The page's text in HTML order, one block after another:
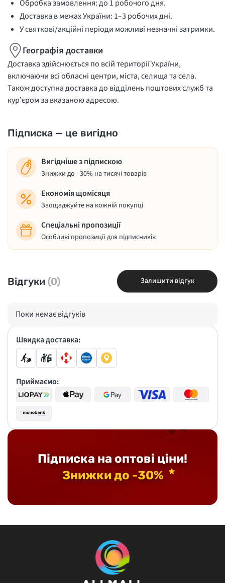
Обробка замовлення: до 1 робочого дня.
Доставка в межах України: 1–3 робочих дні.
У святкові/акційні періоди можливі незначні затримки.
Географія доставки
Доставка здійснюється по всій території України,
включаючи всі обласні центри, міста, селища та села.
Також доступна доставка до відділень поштових служб та
кур’єром за вказаною адресою.
Підписка — це вигідно
Вигідніше з підпискою
Знижки до –30% на тисячі товарів
Економія щомісяця
Заощаджуйте на кожній покупці
Спеціальні пропозиції
Особливі пропозиції для підписників
Відгуки (0) Залишити відгук
Поки немає відгуків
Підписка на оптові ціни!
Знижки до -30%
Швидка доставка:
Приймаємо: